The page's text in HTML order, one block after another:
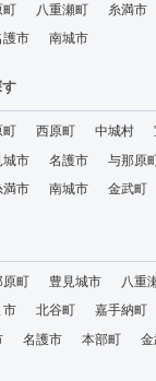
町 八重瀬町 糸満市
護市 南城市
町 西原町 中城村
城市 名護市 与那原
満市 南城市 金武町
原町 豊見城市 八重
市 北谷町 嘉手納町
名護市 本部町